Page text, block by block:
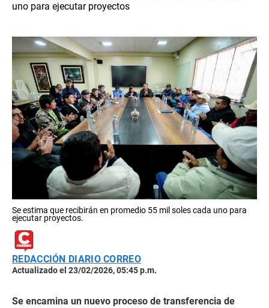
uno para ejecutar proyectos
Se estima que recibirán en promedio 55 mil soles cada uno para
ejecutar proyectos.
REDACCIÓN DIARIO CORREO
Actualizado el 23/02/2026, 05:45 p.m.
Se encamina un nuevo proceso de transferencia de